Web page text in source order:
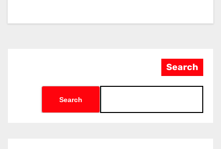
Search
Search